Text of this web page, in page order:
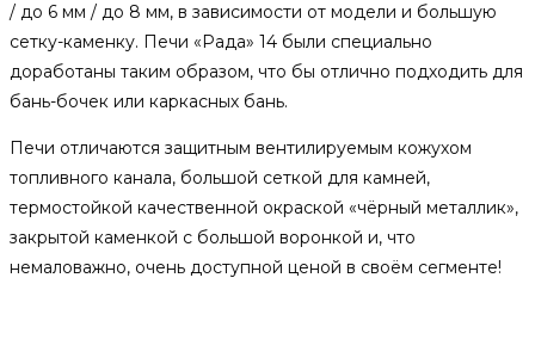
/ до 6 мм / до 8 мм, в зависимости от модели и большую
сетку-каменку. Печи «Рада» 14 были специально
доработаны таким образом, что бы отлично подходить для
бань-бочек или каркасных бань.
Печи отличаются защитным вентилируемым кожухом
топливного канала, большой сеткой для камней,
термостойкой качественной окраской «чёрный металлик»,
закрытой каменкой с большой воронкой и, что
немаловажно, очень доступной ценой в своём сегменте!